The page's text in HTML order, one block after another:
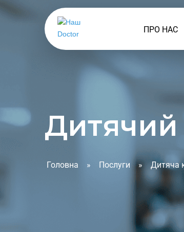
ПРО НАС
Дитячий
Головна » Послуги » Дитяча